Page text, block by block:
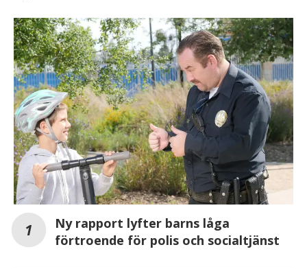
Ny rapport lyfter barns låga
förtroende för polis och socialtjänst